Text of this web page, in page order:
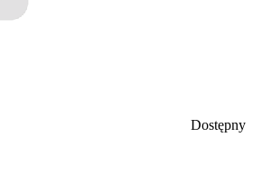
Dostępny